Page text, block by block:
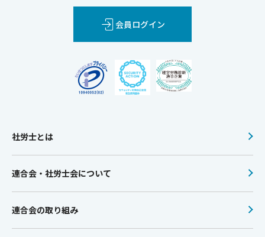
会員ログイン
社労士とは
連合会・社労士会について
連合会の取り組み